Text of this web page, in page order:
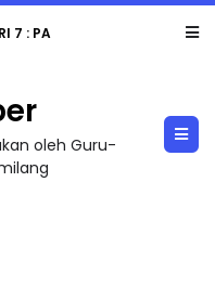
FLeP) 2026
oleh Guru-